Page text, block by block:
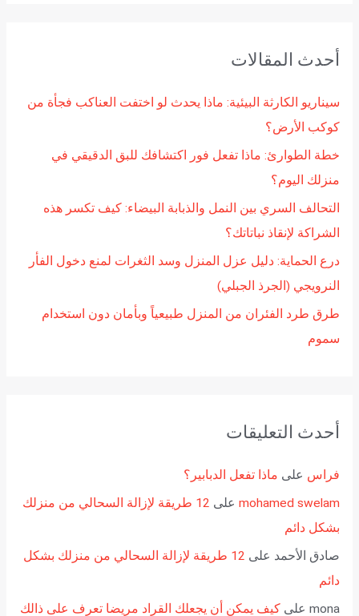
ثأحدث المقالات
سيناريو الكارثة البيئية: ماذا يحدث لو اختفت العناكب فجأة من
كوكب الأرض؟
خطة الطوارئ: ماذا تفعل فور اكتشافك للبق الدقيقي في
منزلك اليوم؟
التحالف السري بين النمل والذبابة البيضاء: كيف تكسر هذه
الشراكة لإنقاذ نباتاتك؟
درع الحماية: دليل عزل المنزل وسد الثغرات لمنع دخول الفأر
النرويجي (الجرذ الجبلي)
طرق طرد الفئران من المنزل طبيعياً وبأمان دون استخدام
سموم
أحدث التعليقات
فراس على ماذا تفعل الدبابير؟
mohamed swelamعلى
12 طريقة لإزالة السحالي من منزلك
بشكل دائم
صادق الأحمد على
12 طريقة لإزالة السحالي من منزلك بشكل
دائم
monaعلى كيف يمكن أن يجعلك القراد مريضا تعرف على ذالك